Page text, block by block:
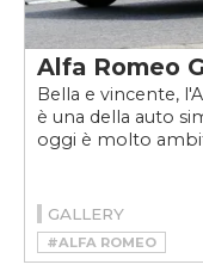
Alfa Romeo
Bella e vincente,
è una della auto
oggi è molto
GALLERY
#ALFA ROMEO
#ALFA ROMEO